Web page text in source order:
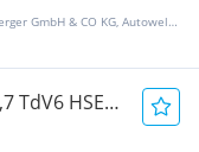
Denzel & Unterberger GmbH & CO KG, Autowelt Innsbruck
TdV6 HSE